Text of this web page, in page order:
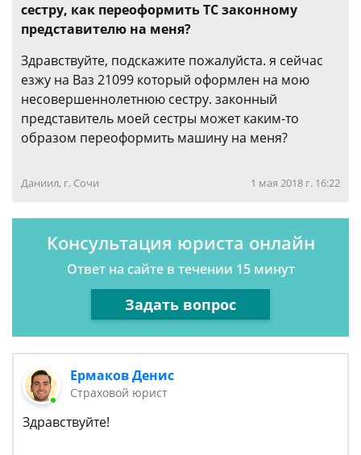
сестру, как переоформить ТС законному
представителю на меня?
Здравствуйте, подскажите пожалуйста. я сейчас
езжу на Ваз 21099 который оформлен на мою
несовершеннолетнюю сестру. законный
представитель моей сестры может каким-то
образом переоформить машину на меня?
Даниил, г. Сочи 1 мая 2018 г. 16:22
Консультация юриста онлайн
Ответ на сайте в течении 15 минут
Задать вопрос
Ермаков Денис
Страховой юрист
Здравствуйте!